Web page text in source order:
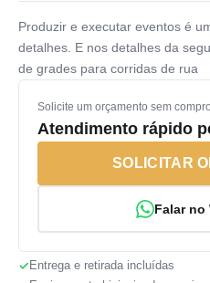
Produzir e executar eventos é
detalhes. E nos detalhes da
de grades para corridas de rua
Solicite um orçamento sem
Atendimento rápido
SOLICITAR
Falar no
Entrega e retirada incluídas